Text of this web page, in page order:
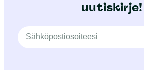
uutiskirje!